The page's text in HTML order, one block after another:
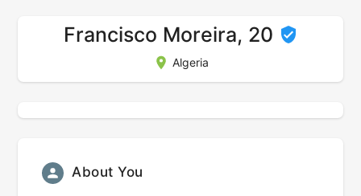
Francisco Moreira, 20
Algeria
About You